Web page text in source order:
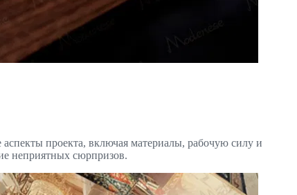
проекта, включая материалы, рабочую силу и
неприятных сюрпризов.